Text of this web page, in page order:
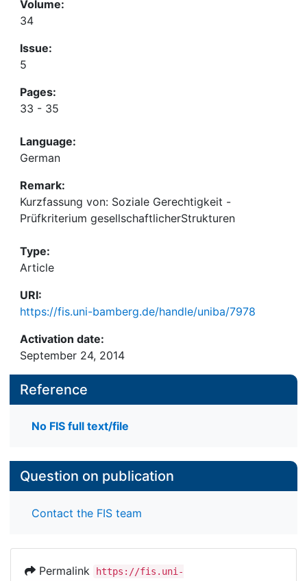
Volume:
34
Issue:
5
Pages:
33 - 35
Language:
German
Remark:
Kurzfassung von: Soziale Gerechtigkeit -
Prüfkriterium gesellschaftlicherStrukturen
Type:
Article
URI:
https://fis.uni-bamberg.de/handle/uniba/7978
Activation date:
September 24, 2014
Reference
No FIS full text/file
Question on publication
Contact the FIS team
Permalink
https://fis.uni-